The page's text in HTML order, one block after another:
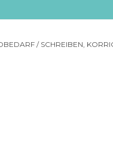
/ SCHREIBEN,